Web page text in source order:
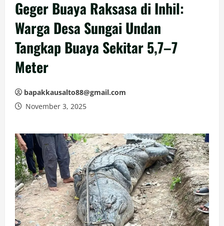
Geger Buaya Raksasa di Inhil:
Warga Desa Sungai Undan
Tangkap Buaya Sekitar 5,7–7
Meter
bapakkausalto88@gmail.com
November 3, 2025